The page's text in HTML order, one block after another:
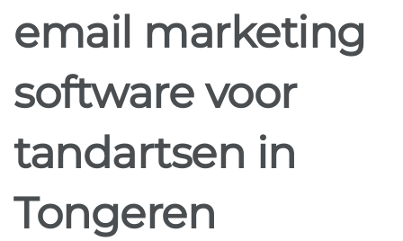
email marketing
software voor
tandartsen in
Tongeren